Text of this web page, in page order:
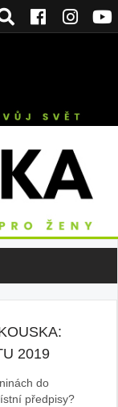
2019
do
předpisy?